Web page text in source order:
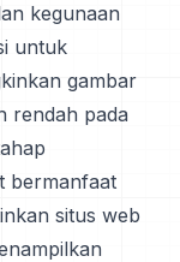
kegunaan
untuk
gambar
rendah pada
bermanfaat
situs web